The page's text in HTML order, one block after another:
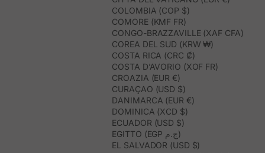
COLOMBIA (COP $)
COMORE (KMF FR)
CONGO-BRAZZAVILLE (XAF CFA)
COREA DEL SUD (KRW ₩)
COSTA RICA (CRC ₡)
COSTA D’AVORIO (XOF FR)
CROAZIA (EUR €)
CURAÇAO (USD $)
DANIMARCA (EUR €)
DOMINICA (XCD $)
ECUADOR (USD $)
EGITTO (EGP ج.م)
EL SALVADOR (USD $)